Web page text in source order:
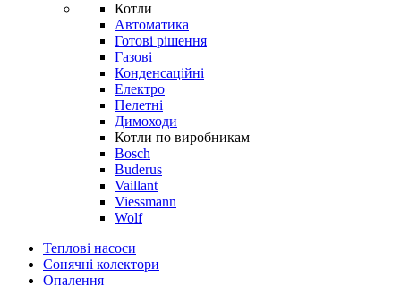
Котли
Автоматика
Готові рішення
Газові
Конденсаційні
Електро
Пелетні
Димоходи
Котли по виробникам
Bosch
Buderus
Vaillant
Viessmann
Wolf
Теплові насоси
Сонячні колектори
Опалення